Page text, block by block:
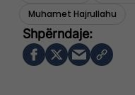
Muhamet Hajrullahu